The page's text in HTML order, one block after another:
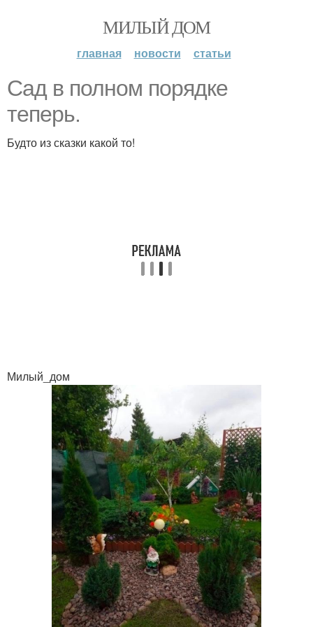
МИЛЫЙ ДОМ
главная новости статьи
Сад в полном порядке
теперь.
Будто из сказки какой то!
Милый_дом